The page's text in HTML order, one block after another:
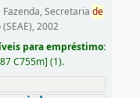
Secretaria de
2002
para empréstimo:
C755m] (1).